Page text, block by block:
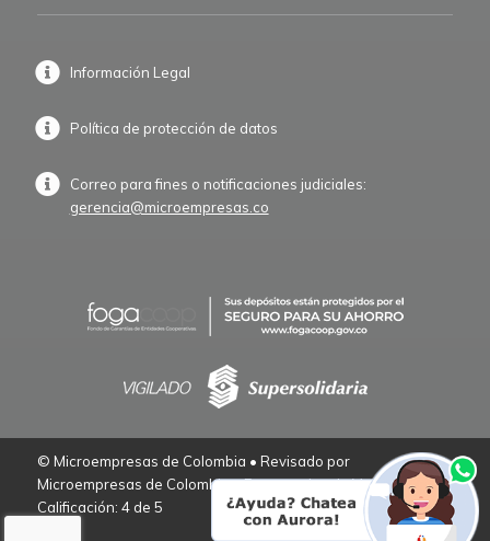
Información Legal
Política de protección de datos
Correo para fines o notificaciones judiciales:
gerencia@microempresas.co
© Microempresas de Colombia • Revisado por
Microempresas de Colombia – Empresarios de Verdad.
Calificación: 4 de 5